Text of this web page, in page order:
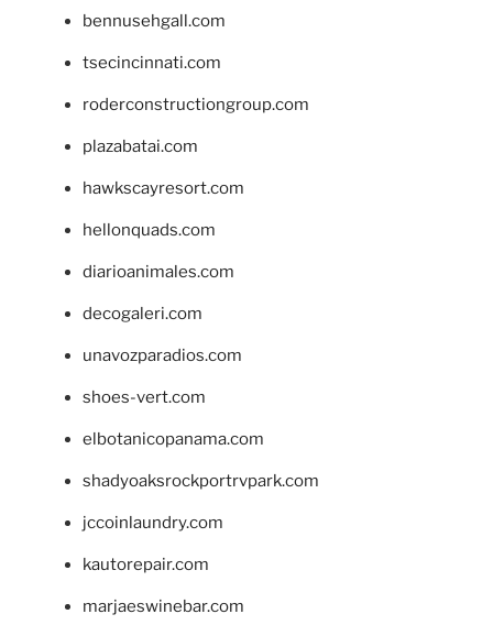
bennusehgall.com
tsecincinnati.com
roderconstructiongroup.com
plazabatai.com
hawkscayresort.com
hellonquads.com
diarioanimales.com
decogaleri.com
unavozparadios.com
shoes-vert.com
elbotanicopanama.com
shadyoaksrockportrvpark.com
jccoinlaundry.com
kautorepair.com
marjaeswinebar.com